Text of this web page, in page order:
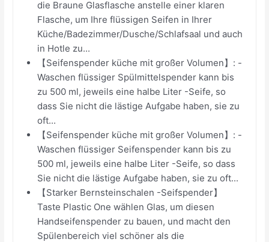
die Braune Glasflasche anstelle einer klaren
Flasche, um Ihre flüssigen Seifen in Ihrer
Küche/Badezimmer/Dusche/Schlafsaal und auch
in Hotle zu...
【Seifenspender küche mit großer Volumen】: -
Waschen flüssiger Spülmittelspender kann bis
zu 500 ml, jeweils eine halbe Liter -Seife, so
dass Sie nicht die lästige Aufgabe haben, sie zu
oft...
【Seifenspender küche mit großer Volumen】: -
Waschen flüssiger Seifenspender kann bis zu
500 ml, jeweils eine halbe Liter -Seife, so dass
Sie nicht die lästige Aufgabe haben, sie zu oft...
【Starker Bernsteinschalen -Seifspender】
Taste Plastic One wählen Glas, um diesen
Handseifenspender zu bauen, und macht den
Spülenbereich viel schöner als die